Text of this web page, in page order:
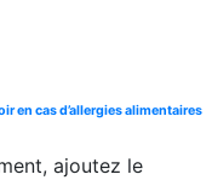
en cas d’allergies alimentaires
ajoutez le